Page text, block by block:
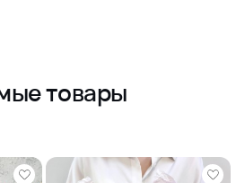
товары